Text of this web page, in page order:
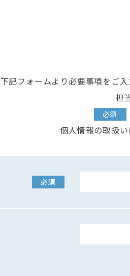
下記フォームより必要事項をご
担
必須
個人情報の取扱
必須